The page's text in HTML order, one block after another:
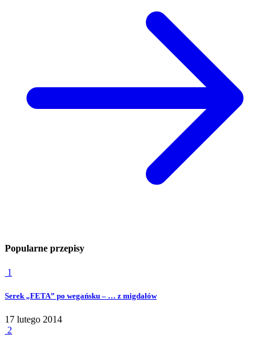
Popularne przepisy
1
Serek „FETA” po wegańsku – … z migdałów
17 lutego 2014
2